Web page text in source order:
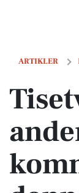
ARTIKLER
Tisetvej 18